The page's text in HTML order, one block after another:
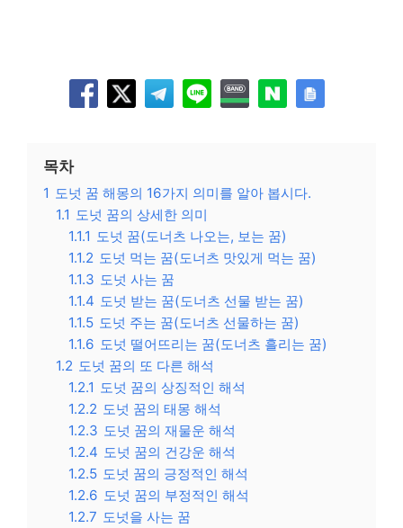
목차
1 도넛 꿈 해몽의 16가지 의미를 알아 봅시다.
1.1 도넛 꿈의 상세한 의미
1.1.1 도넛 꿈(도너츠 나오는, 보는 꿈)
1.1.2 도넛 먹는 꿈(도너츠 맛있게 먹는 꿈)
1.1.3 도넛 사는 꿈
1.1.4 도넛 받는 꿈(도너츠 선물 받는 꿈)
1.1.5 도넛 주는 꿈(도너츠 선물하는 꿈)
1.1.6 도넛 떨어뜨리는 꿈(도너츠 흘리는 꿈)
1.2 도넛 꿈의 또 다른 해석
1.2.1 도넛 꿈의 상징적인 해석
1.2.2 도넛 꿈의 태몽 해석
1.2.3 도넛 꿈의 재물운 해석
1.2.4 도넛 꿈의 건강운 해석
1.2.5 도넛 꿈의 긍정적인 해석
1.2.6 도넛 꿈의 부정적인 해석
1.2.7 도넛을 사는 꿈